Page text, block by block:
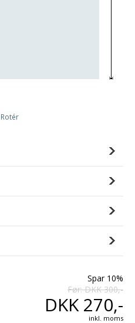
Rotér
Spar 10%
Før: DKK 300,-
DKK 270,-
inkl. moms